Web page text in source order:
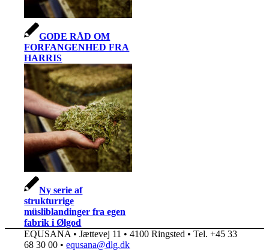
GODE RÅD OM
FORFANGENHED FRA
HARRIS
Ny serie af
strukturrige
müsliblandinger fra egen
fabrik i Ølgod
EQUSANA • Jættevej 11 • 4100 Ringsted • Tel. +45 33
68 30 00 •equsana@dlg.dk